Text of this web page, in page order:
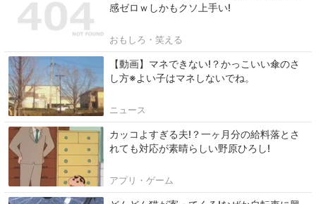
感ゼロｗしかもクソ上手い!
おもしろ・笑える
【動画】マネできない!？かっこいい傘のさ
し方※よい子はマネしないでね。
ニュース
カッコよすぎる夫!？一ヶ月分の給料落とさ
れても対応が素晴らしい野原ひろし!
アプリ・ゲーム